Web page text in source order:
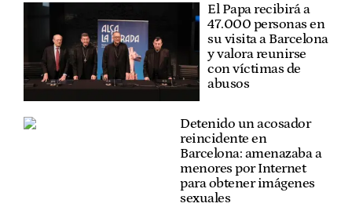
El Papa recibirá a
47.000 personas en
su visita a Barcelona
y valora reunirse
con víctimas de
abusos
Detenido un acosador
reincidente en
Barcelona: amenazaba a
menores por Internet
para obtener imágenes
sexuales